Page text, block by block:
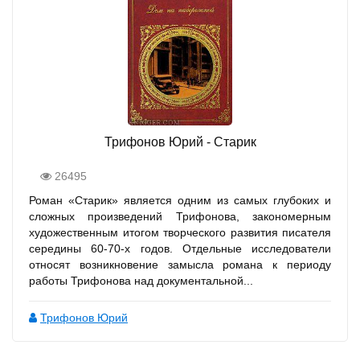
Трифонов Юрий - Старик
26495
Роман «Старик» является одним из самых глубоких и
сложных произведений Трифонова, закономерным
художественным итогом творческого развития писателя
середины 60-70-х годов. Отдельные исследователи
относят возникновение замысла романа к периоду
работы Трифонова над документальной...
Трифонов Юрий